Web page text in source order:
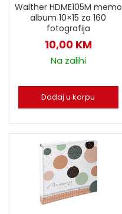
Walther HDME105M memo
album 10×15 za 160
fotografija
10,00 KM
Na zalihi
Dodaj u korpu